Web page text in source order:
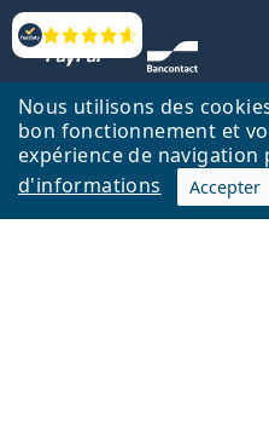
Nous utilisons des
bon fonctionnement et
expérience de navigation
d'informations
Accepter
Évaluation
Retour à la page d'accueil